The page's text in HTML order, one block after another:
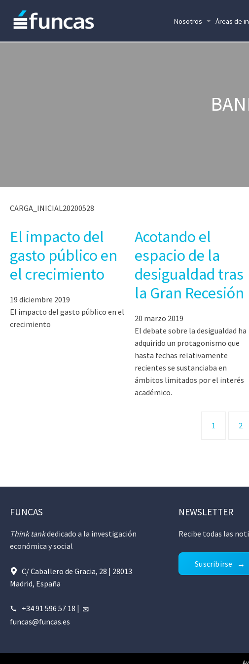
Nosotros Áreas de
CARGA_INICIAL20200528
El impacto del
gasto público en
el crecimiento
19 diciembre 2019
El impacto del gasto público en el
crecimiento
Acotando el
espacio de la
desigualdad tras
la Gran Recesión
20 marzo 2019
El debate sobre la desigualdad ha
adquirido un protagonismo que
hasta fechas relativamente
recientes se sustanciaba en
ámbitos limitados por el interés
académico.
1 2
FUNCAS
Think tankdedicado a la investigación
económica y social
C/ Caballero de Gracia, 28 | 28013
Madrid, España
+34 91 596 57 18 |
funcas@funcas.es
NEWSLETTER
Recibe todas las
Suscribirse